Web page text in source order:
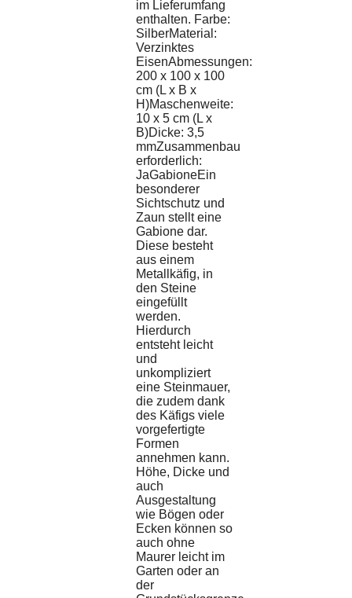
im Lieferumfang
enthalten. Farbe:
SilberMaterial:
Verzinktes
EisenAbmessungen:
200 x 100 x 100
cm (L x B x
H)Maschenweite:
10 x 5 cm (L x
B)Dicke: 3,5
mmZusammenbau
erforderlich:
JaGabioneEin
besonderer
Sichtschutz und
Zaun stellt eine
Gabione dar.
Diese besteht
aus einem
Metallkäfig, in
den Steine
eingefüllt
werden.
Hierdurch
entsteht leicht
und
unkompliziert
eine Steinmauer,
die zudem dank
des Käfigs viele
vorgefertigte
Formen
annehmen kann.
Höhe, Dicke und
auch
Ausgestaltung
wie Bögen oder
Ecken können so
auch ohne
Maurer leicht im
Garten oder an
der